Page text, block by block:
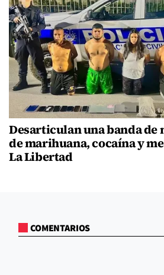
Desarticulan una banda de
de marihuana, cocaína y
La Libertad
COMENTARIOS